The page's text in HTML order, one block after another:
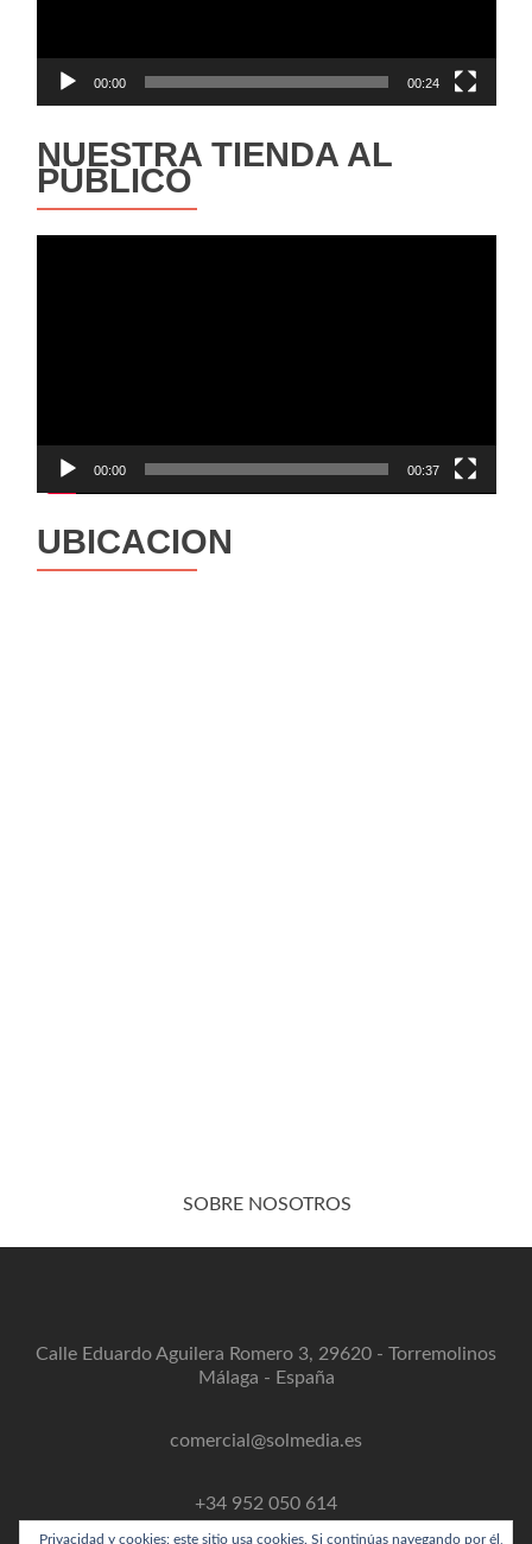
00:00 00:24
NUESTRA TIENDA AL
PÚBLICO
00:00 00:37
UBICACION
SOBRE NOSOTROS
Calle Eduardo Aguilera Romero 3, 29620 - Torremolinos
Málaga - España
comercial@solmedia.es
+34 952 050 614
Privacidad y cookies: este sitio usa cookies. Si continúas navegando por él,